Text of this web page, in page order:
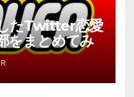
たTwitter恋愛
をまとめてみ